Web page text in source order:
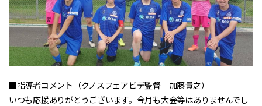
■指導者コメント（クノスフェアビデ監督 加藤貴之）
いつも応援ありがとうございます。今月も大会等はありませんでし